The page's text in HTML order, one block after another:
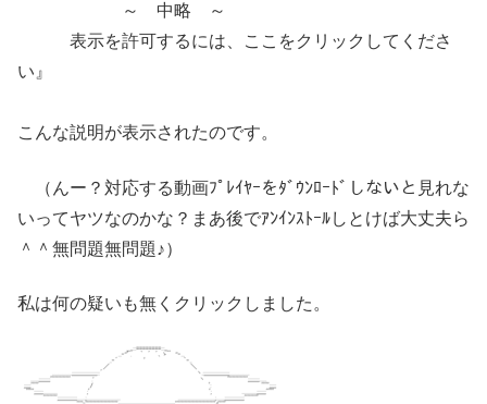
～ 中略 ～
表示を許可するには、ここをクリックしてくださ
い』
こんな説明が表示されたのです。
（んー？対応する動画ﾌﾟﾚｲﾔｰをﾀﾞｳﾝﾛｰﾄﾞしないと見れな
いってヤツなのかな？まあ後でｱﾝｲﾝｽﾄｰﾙしとけば大丈夫ら
＾＾無問題無問題♪）
私は何の疑いも無くクリックしました。